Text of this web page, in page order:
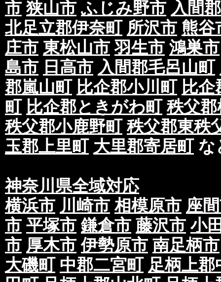
市 狭山市 ふじみ野市 入間
北足立郡伊奈町 所沢市 熊谷
庄市 東松山市 羽生市 鴻巣市
島市 日高市 入間郡毛呂山町
郡嵐山町 比企郡小川町 比
町 比企郡ときがわ町 秩父
秩父郡小鹿野町 秩父郡東秩
玉郡上里町 大里郡寄居町な
神奈川県全域対応
横浜市 川崎市 相模原市 座
市 平塚市 鎌倉市 藤沢市 小
市 厚木市 伊勢原市 南足柄市
大磯町 中郡二宮町 足柄上郡